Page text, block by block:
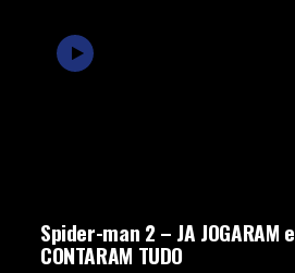
Spider-man 2 – JA JOGARAM e
CONTARAM TUDO